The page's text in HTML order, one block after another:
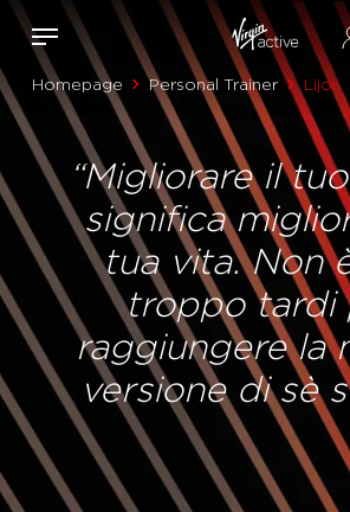
Homepage Personal Trainer Lijoi
“Migliorare il
significa
tua vita. Non
troppo tardi
raggiungere la
versione di sè